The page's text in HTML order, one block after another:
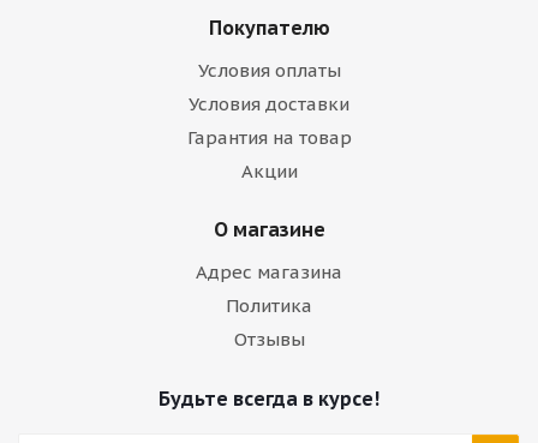
Покупателю
Условия оплаты
Условия доставки
Гарантия на товар
Акции
О магазине
Адрес магазина
Политика
Отзывы
Будьте всегда в курсе!